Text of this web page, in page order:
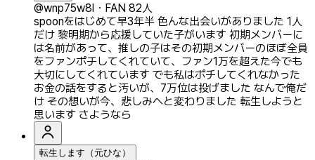
@wnp75w8l ・ FAN 82人
spoonをはじめて早3年半 色んな出会いがありました 1人
だけ 黎明期から応援していた子がいます 初期メンバーに
は名前があって、推しの子はその初期メンバーのほぼ全員
をファンポチしてくれていて、ファン1万を超えた今でも
大切にしてくれています でも私はポチしてくれなかった
お金の話をすると汚いが、7万位は投げました なんで俺だ
け その想いが今、悲しみへと変わりました 転生しようと
思います さようなら
転生します（元ひな）